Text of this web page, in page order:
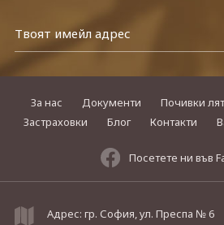
За нас Документи Почивки
Застраховки
Блог Контакти
Посетете ни във
Адрес: гр. София, ул. Преспа № 6